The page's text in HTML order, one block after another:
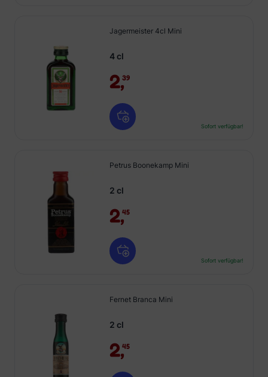
Jagermeister 4cl Mini
4 cl
2,39
Sofort verfügbar!
Petrus Boonekamp Mini
2 cl
2,45
Sofort verfügbar!
Fernet Branca Mini
2 cl
2,45